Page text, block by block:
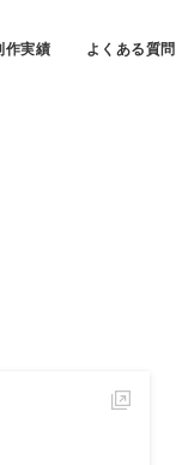
作実績 よくある質問